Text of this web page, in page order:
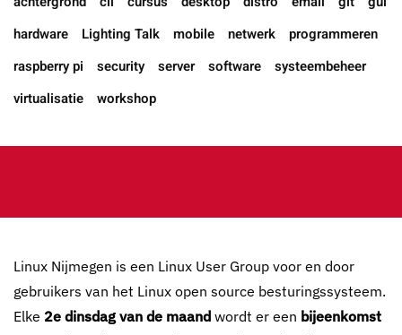
hardware
Lighting Talk mobile netwerk
programmeren
raspberry pi
security server software
systeembeheer
virtualisatie
workshop
Linux Nijmegen is een Linux User Group voor en door
gebruikers van het Linux open source besturingssysteem.
Elke 2e dinsdag van de maand wordt er een bijeenkomst